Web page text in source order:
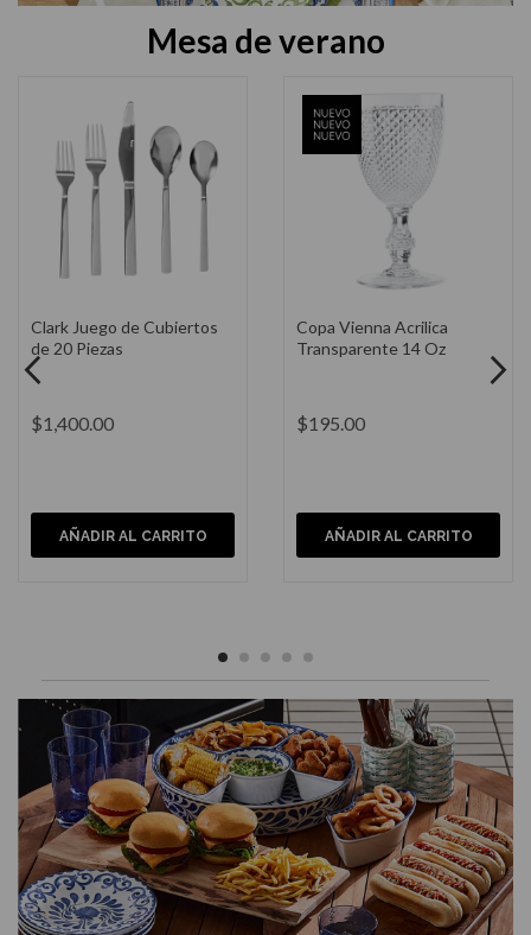
Mesa de verano
Vaso Vienna Acrílico
Transparente 18 Oz
$185.00
AÑADIR AL CARRITO
Portavela Farol Fibra
Natural 8x18"
$2,200.00
AÑADIR AL CARRITO